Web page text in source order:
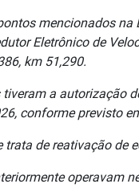
mencionados
Eletrônico de
km 51,290.
a autorização
conforme previsto
trata de reativação
operavam